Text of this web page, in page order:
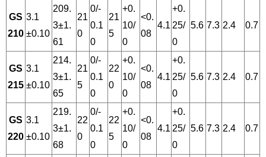
GS
210
3.1
±0.10
209.
3±1.
61
21
0
0/-
0.1
0
21
5
+0.
10/
0
<0.
08
4.1
+0.
25/
0
5.6 7.3 2.4 0.7
GS
215
3.1
±0.10
214.
3±1.
65
21
5
0/-
0.1
0
22
0
+0.
10/
0
<0.
08
4.1
+0.
25/
0
5.6 7.3 2.4 0.7
GS
220
3.1
±0.10
219.
3±1.
68
22
0
0/-
0.1
0
22
5
+0.
10/
0
<0.
08
4.1
+0.
25/
0
5.6 7.3 2.4 0.7